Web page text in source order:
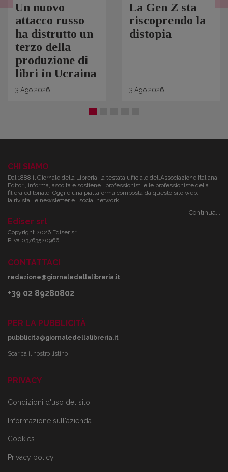
Un nuovo
attacco russo
ha distrutto un
terzo della
produzione di
libri in Ucraina
3 Ago 2026
La Gen Z sta
riscoprendo la
distopia
3 Ago 2026
CHI SIAMO
Dal 1888 il Giornale della Libreria, la testata ufficiale dell’Associazione Italiana
Editori, informa, ascolta e sostiene i professionisti e le professioniste della
filiera editoriale. Oggi è una piattaforma composta da questo sito web,
la rivista, le newsletter e i social network.
Continua...
Ediser srl
Copyright 2026 Ediser srl
P.Iva 03763520966
CONTATTACI
redazione@giornaledellalibreria.it
+39 02 89280802
PER LA PUBBLICITÀ
pubblicita@giornaledellalibreria.it
Scarica il nostro listino
PRIVACY
Condizioni d'uso del sito
Informazione sull'azienda
Cookies
Privacy policy